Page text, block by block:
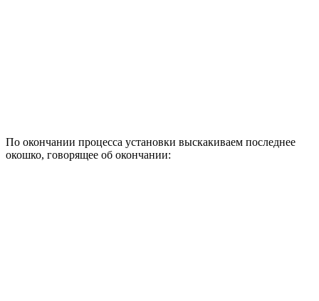
По окончании процесса установки выскакиваем последнее
окошко, говорящее об окончании: